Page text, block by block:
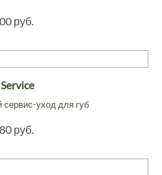
руб.
уход для губ
руб.